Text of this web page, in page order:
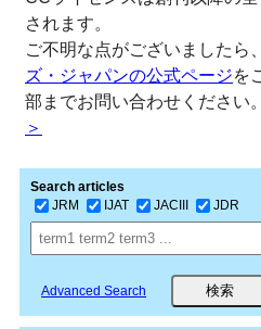
されます。
ご不明な点がございましたら、
ズ・ジャパンの公式ページを
部までお問い合わせください。
＞
Search articles
JRM
IJAT JACIII JDR
Advanced Search